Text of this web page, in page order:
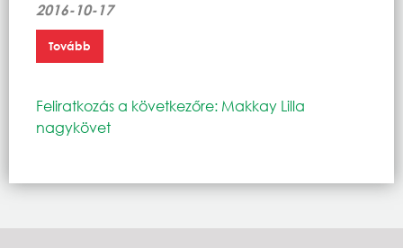
2016-10-17
Tovább
Feliratkozás a következőre: Makkay Lilla
nagykövet